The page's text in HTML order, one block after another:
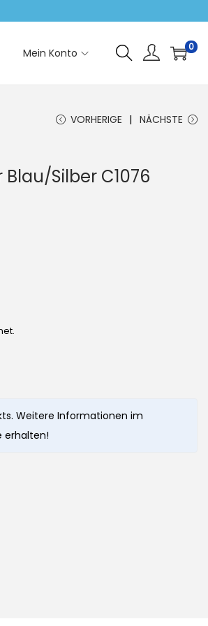
Mein Konto 0
VORHERIGE NÄCHSTE
Blau/Silber C1076
Weitere Informationen im
erhalten!